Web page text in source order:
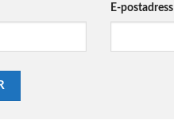
E-postadress